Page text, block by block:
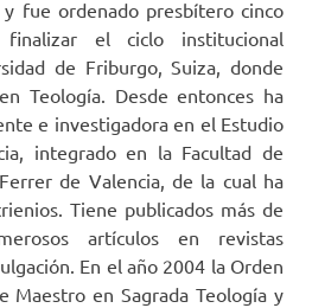
fue ordenado presbítero cinco
finalizar el ciclo institucional
de Friburgo, Suiza, donde
Teología. Desde entonces ha
e investigadora en el Estudio
integrado en la Facultad de
de Valencia, de la cual ha
Tiene publicados más de
artículos en revistas
En el año 2004 la Orden
Maestro en Sagrada Teología y